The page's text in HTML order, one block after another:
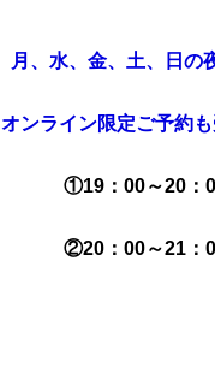
月、水、金、土、日の
オンライン限定ご予約
①19：00～20：
②20：00～21：